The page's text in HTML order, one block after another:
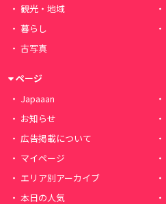
観光・地域
暮らし
古写真
ページ
Japaaan
お知らせ
広告掲載について
マイページ
エリア別アーカイブ
本日の人気